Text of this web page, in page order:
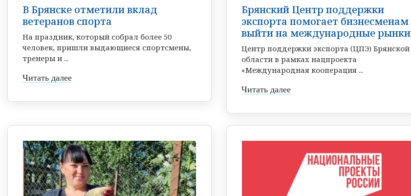
В Брянске отметили вклад
ветеранов спорта
На праздник, который собрал более 50
человек, пришли выдающиеся спортсмены,
тренеры и ...
Читать далее
Брянский Центр поддержки
экспорта помогает бизнесменам
выйти на международные рынки
Центр поддержки экспорта (ЦПЭ) Брянской
области в рамках нацпроекта
«Международная кооперация ...
Читать далее